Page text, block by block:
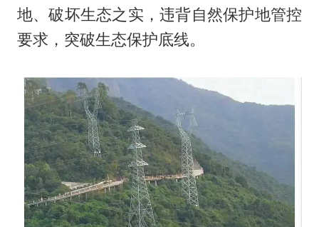
地、破坏生态之实，违背自然保护地管控
要求，突破生态保护底线。